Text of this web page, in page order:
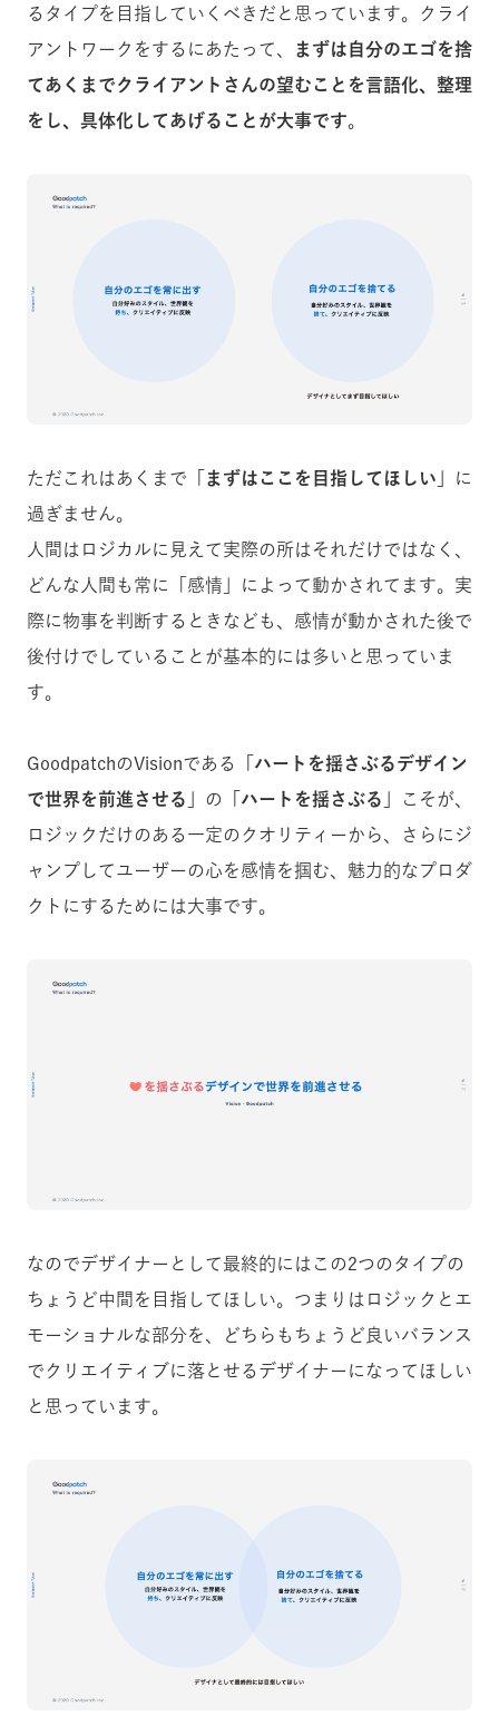
るタイプを目指していくべきだと思っています。クライ
アントワークをするにあたって、
まずは自分のエゴを捨
てあくまでクライアントさんの望むことを言語化、整理
をし、具体化してあげることが大事です。
ただこれはあくまで 「まずはここを目指してほしい」
に
過ぎません。
人間はロジカルに見えて実際の所はそれだけではなく、
どんな人間も常に「感情」によって動かされてます。実
際に物事を判断するときなども、感情が動かされた後で
後付けでしていることが基本的には多いと思っていま
す。
GoodpatchのVisionである
「ハートを揺さぶるデザイン
で世界を前進させる」 の 「ハートを揺さぶる」
こそが、
ロジックだけのある一定のクオリティーから、さらにジ
ャンプしてユーザーの心を感情を掴む、魅力的なプロダ
クトにするためには大事です。
なのでデザイナーとして最終的にはこの2つのタイプの
ちょうど中間を目指してほしい。つまりはロジックとエ
モーショナルな部分を、どちらもちょうど良いバランス
でクリエイティブに落とせるデザイナーになってほしい
と思っています。